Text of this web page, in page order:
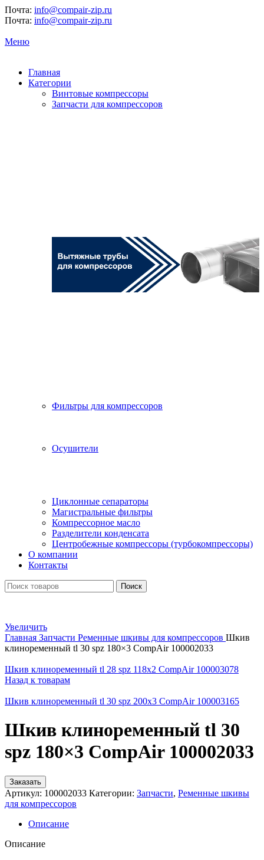
Почта: info@compair-zip.ru
Почта: info@compair-zip.ru
Меню
Главная
Категории
Винтовые компрессоры
Запчасти для компрессоров
Фильтры для компрессоров
Осушители
Циклонные сепараторы
Магистральные фильтры
Компрессорное масло
Разделители конденсата
Центробежные компрессоры (турбокомпрессоры)
О компании
Контакты
Поиск
Увеличить
Главная Запчасти Ременные шкивы для компрессоров Шкив
клиноременный tl 30 spz 180×3 CompAir 100002033
Шкив клиноременный tl 28 spz 118x2 CompAir 100003078
Назад к товарам
Шкив клиноременный tl 30 spz 200x3 CompAir 100003165
Шкив клиноременный tl 30
spz 180×3 CompAir 100002033
Заказать
Артикул: 100002033 Категории: Запчасти, Ременные шкивы
для компрессоров
Описание
Описание